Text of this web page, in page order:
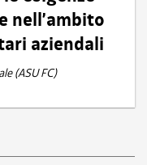
nell’ambito
aziendali
(ASU FC)